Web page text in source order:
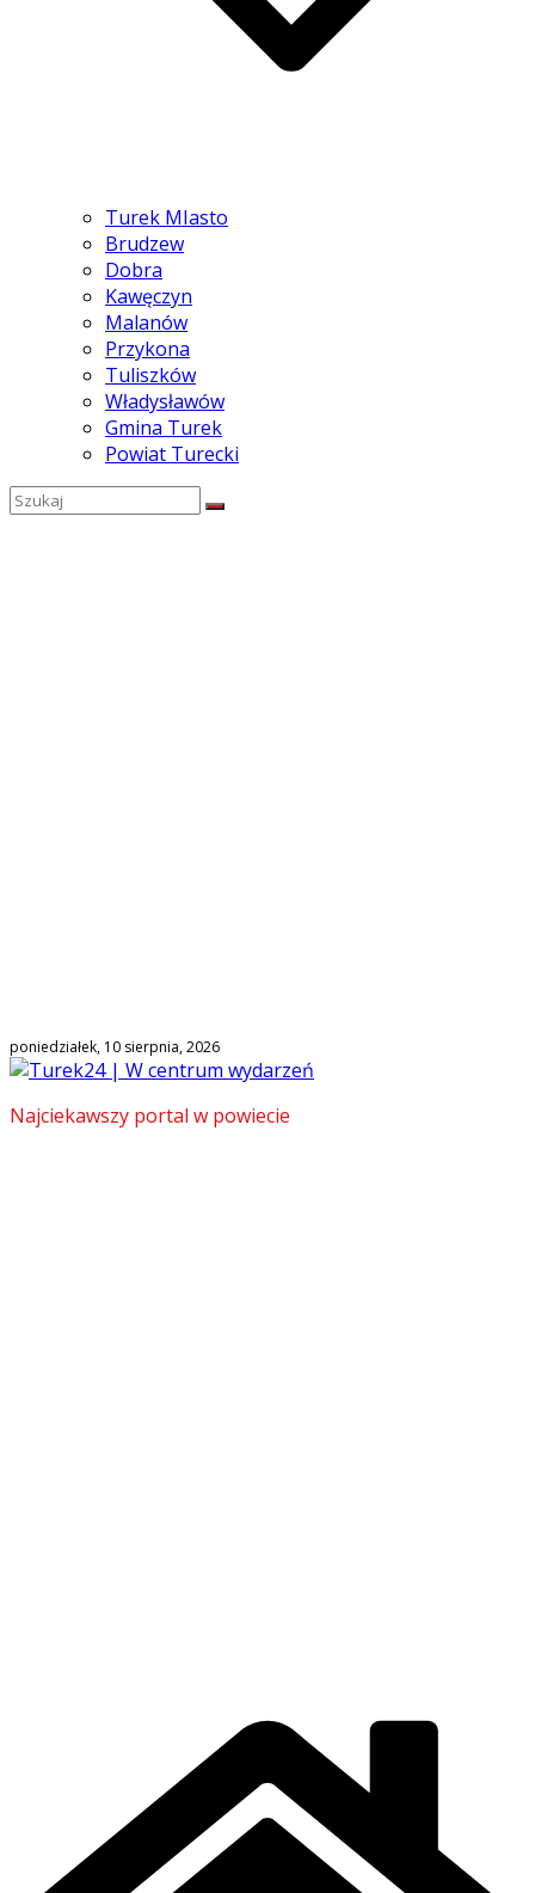
Turek MIasto
Brudzew
Dobra
Kawęczyn
Malanów
Przykona
Tuliszków
Władysławów
Gmina Turek
Powiat Turecki
poniedziałek, 10 sierpnia, 2026
Najciekawszy portal w powiecie